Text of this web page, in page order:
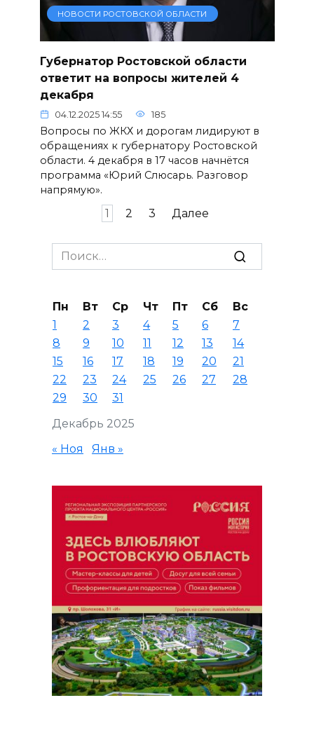
НОВОСТИ РОСТОВСКОЙ ОБЛАСТИ
Губернатор Ростовской области
ответит на вопросы жителей 4
декабря
04.12.2025 14:55 185
Вопросы по ЖКХ и дорогам лидируют в
обращениях к губернатору Ростовской
области. 4 декабря в 17 часов начнётся
программа «Юрий Слюсарь. Разговор
напрямую».
1 2 3 Далее
Search
for:
Декабрь 2025
Пн Вт Ср Чт Пт Сб
Вс
1
2 3 4 5 6
7
8
9 10 11 12 13
14
15
16 17 18 19 20
21
22
23 24 25 26 27
28
29
30 31
« Ноя Янв »